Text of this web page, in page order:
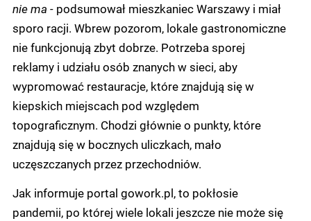
nie ma - podsumował mieszkaniec Warszawy i miał
sporo racji. Wbrew pozorom, lokale gastronomiczne
nie funkcjonują zbyt dobrze. Potrzeba sporej
reklamy i udziału osób znanych w sieci, aby
wypromować restauracje, które znajdują się w
kiepskich miejscach pod względem
topograficznym. Chodzi głównie o punkty, które
znajdują się w bocznych uliczkach, mało
uczęszczanych przez przechodniów.
Jak informuje portal gowork.pl, to pokłosie
pandemii, po której wiele lokali jeszcze nie może się